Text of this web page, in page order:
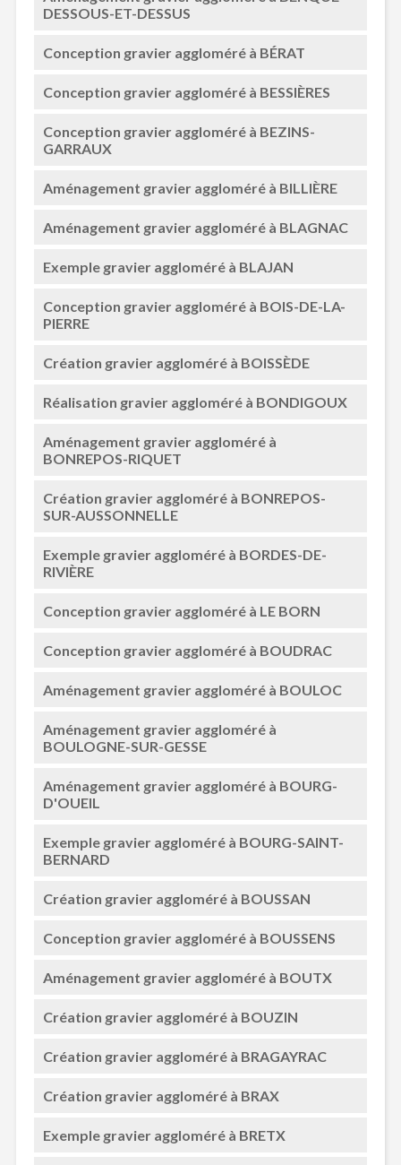
DESSOUS-ET-DESSUS
Conception gravier aggloméré à BÉRAT
Conception gravier aggloméré à BESSIÈRES
Conception gravier aggloméré à BEZINS-
GARRAUX
Aménagement gravier aggloméré à BILLIÈRE
Aménagement gravier aggloméré à BLAGNAC
Exemple gravier aggloméré à BLAJAN
Conception gravier aggloméré à BOIS-DE-LA-
PIERRE
Création gravier aggloméré à BOISSÈDE
Réalisation gravier aggloméré à BONDIGOUX
Aménagement gravier aggloméré à
BONREPOS-RIQUET
Création gravier aggloméré à BONREPOS-
SUR-AUSSONNELLE
Exemple gravier aggloméré à BORDES-DE-
RIVIÈRE
Conception gravier aggloméré à LE BORN
Conception gravier aggloméré à BOUDRAC
Aménagement gravier aggloméré à BOULOC
Aménagement gravier aggloméré à
BOULOGNE-SUR-GESSE
Aménagement gravier aggloméré à BOURG-
D'OUEIL
Exemple gravier aggloméré à BOURG-SAINT-
BERNARD
Création gravier aggloméré à BOUSSAN
Conception gravier aggloméré à BOUSSENS
Aménagement gravier aggloméré à BOUTX
Création gravier aggloméré à BOUZIN
Création gravier aggloméré à BRAGAYRAC
Création gravier aggloméré à BRAX
Exemple gravier aggloméré à BRETX